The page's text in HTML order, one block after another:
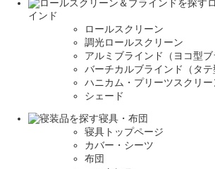
インド
ロールスクリーン
調光ロールスクリーン
アルミブラインド（ヨコ型ブ
バーチカルブラインド（タテ
ハニカム・プリーツスクリー
シェード
寝具・布団
寝具トップページ
カバー・シーツ
布団